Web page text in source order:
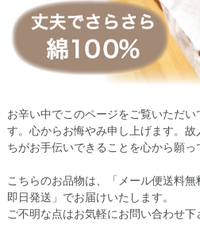
お辛い中でこのページをご覧いただ
す。心からお悔やみ申し上げます。
ちがお手伝いできることを心から願っ
こちらのお品物は、「メール便送料
即日発送」でお届けいたします。
ご不明な点はお気軽にお問い合わせ下